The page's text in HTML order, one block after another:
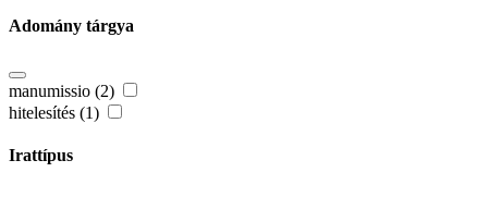
Adomány tárgya
manumissio (2)
hitelesítés (1)
Irattípus